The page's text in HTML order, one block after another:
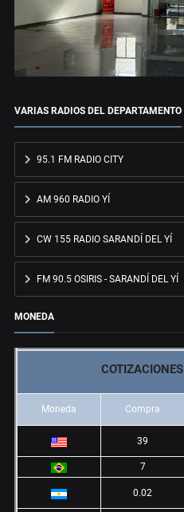
VARIAS RADIOS DEL DEPARTAMENTO
95.1 FM RADIO CITY
AM 960 RADIO YÍ
CW 155 RADIO SARANDÍ DEL YÍ
FM 90.5 OSIRIS - SARANDÍ DEL YÍ
MONEDA
COTIZACIONES
Moneda Compra
39
7
0.02